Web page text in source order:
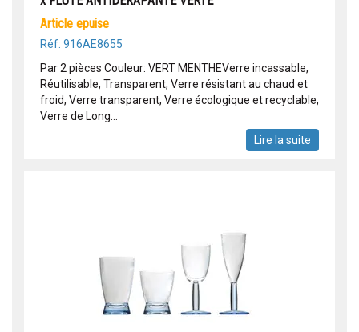
article epuise
Réf: 916AE8655
Par 2 pièces Couleur: VERT MENTHEVerre incassable,
Réutilisable, Transparent, Verre résistant au chaud et
froid, Verre transparent, Verre écologique et recyclable,
Verre de Long...
Lire la suite